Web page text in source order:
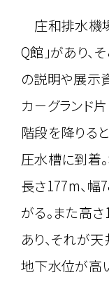
庄和排水機
Q館」があり、
の説明や展示
カ－グランド
階段を降りる
圧水槽に到着
長さ177m、
がる。また高
あり、それが
地下水位が高